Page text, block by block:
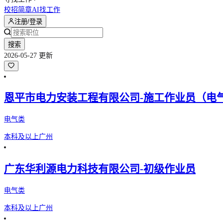
校招简章AI找工作
注册/登录
搜索
2026-05-27 更新
恩平市电力安装工程有限公司-施工作业员（电
电气类
本科及以上广州
广东华利源电力科技有限公司-初级作业员
电气类
本科及以上广州